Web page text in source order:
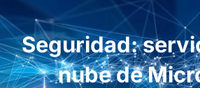
Seguridad:
nube de